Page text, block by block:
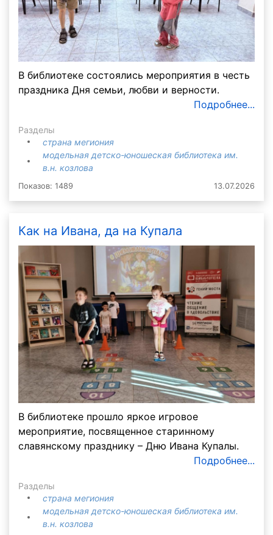
В библиотеке состоялись мероприятия в честь
праздника Дня семьи, любви и верности.
Подробнее...
Разделы
страна мегиония
модельная детско-юношеская библиотека им.
в.н. козлова
Показов: 1489 13.07.2026
Как на Ивана, да на Купала
В библиотеке прошло яркое игровое
мероприятие, посвященное старинному
славянскому празднику – Дню Ивана Купалы.
Подробнее...
Разделы
страна мегиония
модельная детско-юношеская библиотека им.
в.н. козлова